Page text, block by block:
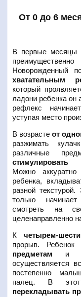
От 0 до 6
В первые месяцы
Новорожденный
хватательным
который
ладони ребенка он
рефлекс
уступая место
В возрасте от
разжимать
различные
стимулировать
Можно
ребенка,
разной текстурой.
только
смотреть на
целенаправленно
К четырем-
прорыв.
предметам и
осуществляется
постепенно
палец. В
перекладывать